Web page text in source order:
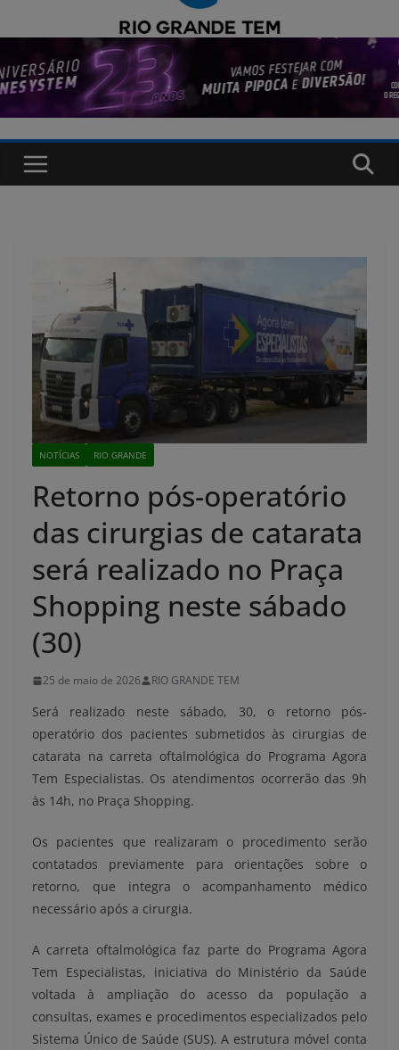
NOTÍCIAS RIO GRANDE
Retorno pós-operatório
das cirurgias de catarata
será realizado no Praça
Shopping neste sábado
(30)
25 de maio de 2026 RIO GRANDE TEM
Será realizado neste sábado, 30, o retorno pós-
operatório dos pacientes submetidos às cirurgias de
catarata na carreta oftalmológica do Programa Agora
Tem Especialistas. Os atendimentos ocorrerão das 9h
às 14h, no Praça Shopping.
Os pacientes que realizaram o procedimento serão
contatados previamente para orientações sobre o
retorno, que integra o acompanhamento médico
necessário após a cirurgia.
A carreta oftalmológica faz parte do Programa Agora
Tem Especialistas, iniciativa do Ministério da Saúde
voltada à ampliação do acesso da população a
consultas, exames e procedimentos especializados pelo
Sistema Único de Saúde (SUS). A estrutura móvel conta